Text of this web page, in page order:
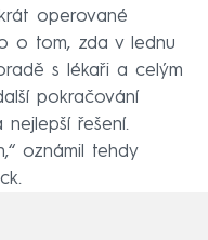
operované
o tom, zda v lednu
s lékaři a celým
pokračování
řešení.
oznámil tehdy